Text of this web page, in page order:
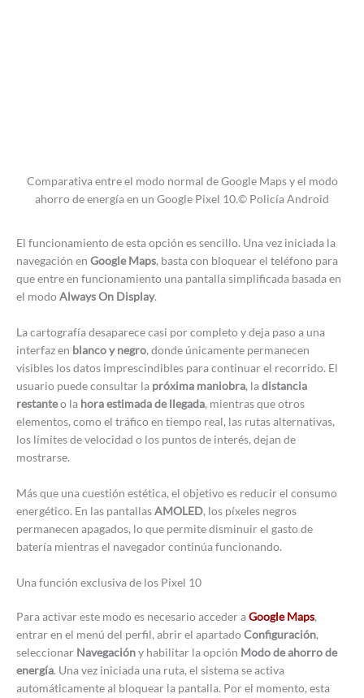
Comparativa entre el modo normal de Google Maps y el modo
ahorro de energía en un Google Pixel 10.© Policía Android
El funcionamiento de esta opción es sencillo. Una vez iniciada la
navegación en Google Maps, basta con bloquear el teléfono para
que entre en funcionamiento una pantalla simplificada basada en
el modoAlways On Display.
La cartografía desaparece casi por completo y deja paso a una
interfaz en blanco y negro, donde únicamente permanecen
visibles los datos imprescindibles para continuar el recorrido. El
usuario puede consultar la próxima maniobra, ladistancia
restanteo la hora estimada de llegada, mientras que otros
elementos, como el tráfico en tiempo real, las rutas alternativas,
los límites de velocidad o los puntos de interés, dejan de
mostrarse.
Más que una cuestión estética, el objetivo es reducir el consumo
energético. En las pantallasAMOLED, los píxeles negros
permanecen apagados, lo que permite disminuir el gasto de
batería mientras el navegador continúa funcionando.
Una función exclusiva de los Pixel 10
Para activar este modo es necesario acceder aGoogle Maps,
entrar en el menú del perfil, abrir el apartadoConfiguración,
seleccionar Navegacióny habilitar la opción Modo de ahorro de
energía. Una vez iniciada una ruta, el sistema se activa
automáticamente al bloquear la pantalla. Por el momento, esta